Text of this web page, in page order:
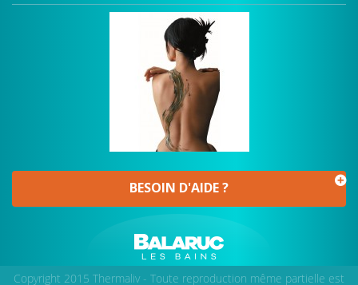
BESOIN D'AIDE ?
Copyright 2015 Thermaliv - Toute reproduction même partielle est